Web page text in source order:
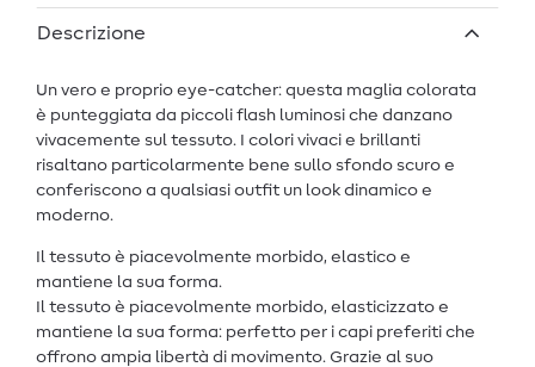
Descrizione
Un vero e proprio eye-catcher: questa maglia colorata
è punteggiata da piccoli flash luminosi che danzano
vivacemente sul tessuto. I colori vivaci e brillanti
risaltano particolarmente bene sullo sfondo scuro e
conferiscono a qualsiasi outfit un look dinamico e
moderno.
Il tessuto è piacevolmente morbido, elastico e
mantiene la sua forma.
Il tessuto è piacevolmente morbido, elasticizzato e
mantiene la sua forma: perfetto per i capi preferiti che
offrono ampia libertà di movimento. Grazie al suo